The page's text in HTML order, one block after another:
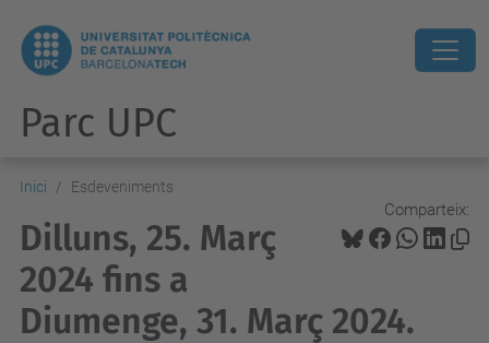
Parc UPC
Inici Esdeveniments
Comparteix:
Dilluns, 25. Març
2024 fins a
Diumenge, 31. Març 2024.